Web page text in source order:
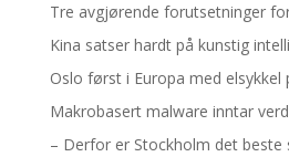
Tre avgjørende forutsetninger
Kina satser hardt på kunstig
Oslo først i Europa med elsykkel
Makrobasert malware inntar
– Derfor er Stockholm det beste